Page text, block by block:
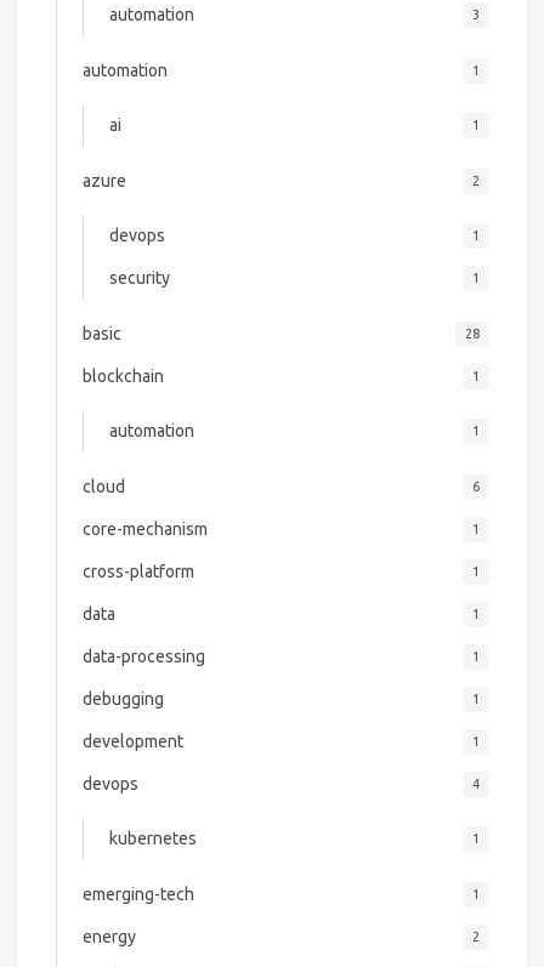
automation 3
automation 1
ai 1
azure 2
devops 1
security 1
basic 28
blockchain 1
automation 1
cloud 6
core-mechanism 1
cross-platform 1
data 1
data-processing 1
debugging 1
development 1
devops 4
kubernetes 1
emerging-tech 1
energy 2